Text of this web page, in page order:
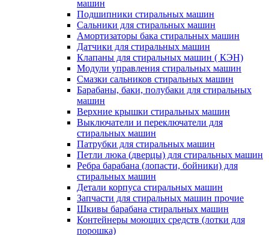
машин
Подшипники стиральных машин
Сальники для стиральных машин
Амортизаторы бака стиральных машин
Датчики для стиральных машин
Клапаны для стиральных машин ( КЭН)
Модули управления стиральных машин
Смазки сальников стиральных машин
Барабаны, баки, полубаки для стиральных
машин
Верхние крышки стиральных машин
Выключатели и переключатели для
стиральных машин
Патрубки для стиральных машин
Петли люка (дверцы) для стиральных машин
Ребра барабана (лопасти, бойники) для
стиральных машин
Детали корпуса стиральных машин
Запчасти для стиральных машин прочие
Шкивы барабана стиральных машин
Контейнеры моющих средств (лотки для
порошка)